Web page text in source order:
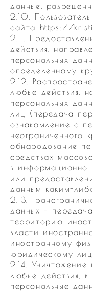
данные,
2.10.
сайта https://
2.11.
действия,
персональных
определенному
2.12.
любые действия,
персональных
лиц (передача
ознакомление с
неограниченного
обнародование
средствах
в информационно-
или
данным каким-
2.13.
данных –
территорию
власти
иностранному
юридическому
2.14. Уничтожение
любые действия, в
персональные